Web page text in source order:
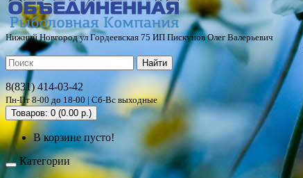
Нижний Новгород ул Гордеевская 75 ИП Пискунов Олег Валерьевич
Найти
8(831) 414-03-42
Пн-Пт 8-00 до 18-00 | Сб-Вс выходные
Товаров: 0 (0.00 р.)
В корзине пусто!
Категории